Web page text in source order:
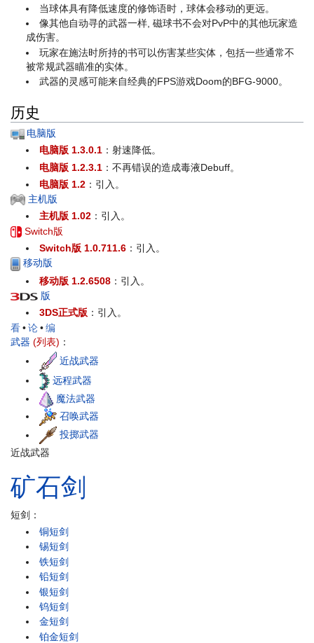
当球体具有降低速度的修饰语时，球体会移动的更远。
像其他自动寻的武器一样, 磁球书不会对PvP中的其他玩家造
成伤害。
玩家在施法时所持的书可以伤害某些实体，包括一些通常不
被常规武器瞄准的实体。
武器的灵感可能来自经典的FPS游戏Doom的BFG-9000。
历史
电脑版
电脑版 1.3.0.1 ：射速降低。
电脑版 1.2.3.1 ：不再错误的造成毒液Debuff。
电脑版 1.2 ：引入。
主机版
主机版 1.02 ：引入。
Switch版
Switch版 1.0.711.6 ：引入。
移动版
移动版 1.2.6508 ：引入。
版
3DS正式版 ：引入。
看•论•编
武器 (列表) ：
近战武器
远程武器
魔法武器
召唤武器
投掷武器
近战武器
矿石剑
短剑：
铜短剑
锡短剑
铁短剑
铅短剑
银短剑
钨短剑
金短剑
铂金短剑